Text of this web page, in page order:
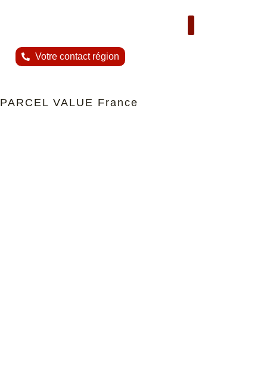
Votre contact région
PARCEL VALUE France